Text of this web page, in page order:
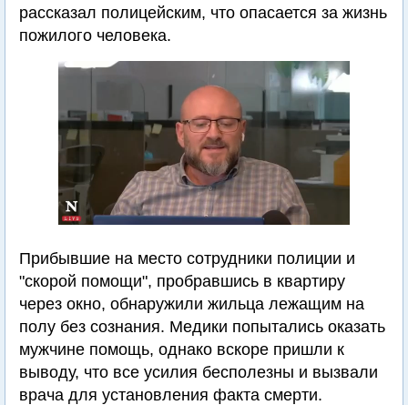
рассказал полицейским, что опасается за жизнь
пожилого человека.
Прибывшие на место сотрудники полиции и
"скорой помощи", пробравшись в квартиру
через окно, обнаружили жильца лежащим на
полу без сознания. Медики попытались оказать
мужчине помощь, однако вскоре пришли к
выводу, что все усилия бесполезны и вызвали
врача для установления факта смерти.